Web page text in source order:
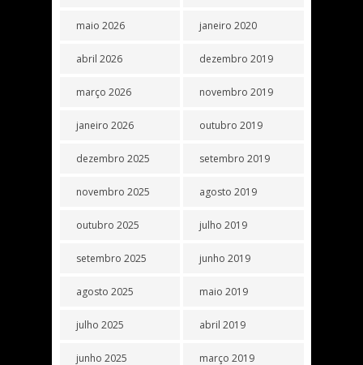
maio 2026
abril 2026
março 2026
janeiro 2026
dezembro 2025
novembro 2025
outubro 2025
setembro 2025
agosto 2025
julho 2025
junho 2025
janeiro 2020
dezembro 2019
novembro 2019
outubro 2019
setembro 2019
agosto 2019
julho 2019
junho 2019
maio 2019
abril 2019
março 2019